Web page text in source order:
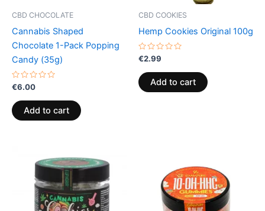
CBD CHOCOLATE
Cannabis Shaped
Chocolate 1-Pack Popping
Candy (35g)
Rated
0
out
of
5
€6.00
Add to cart
CBD COOKIES
Hemp Cookies Original 100g
Rated
0
out
of
5
€2.99
Add to cart